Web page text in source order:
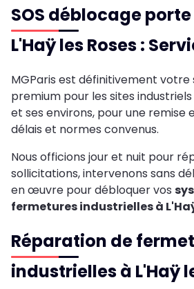
SOS déblocage
L'Haÿ les Roses :
MGParis est définitivement
premium pour les sites industriels
et ses environs, pour une remise
délais et normes convenus.
Nous officions jour et nuit pour
sollicitations, intervenons sans
en œuvre pour débloquer vos
fermetures industrielles à
Réparation de
industrielles à L'Haÿ